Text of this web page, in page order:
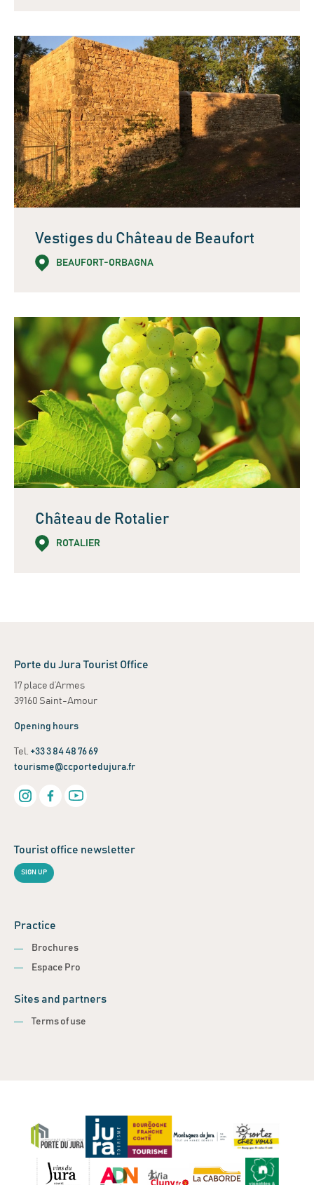
Vestiges du Château de Beaufort
BEAUFORT-ORBAGNA
Château de Rotalier
ROTALIER
Porte du Jura Tourist Office
17 place d’Armes
39160 Saint-Amour
Opening hours
Tel. +33 3 84 48 76 69
tourisme@ccportedujura.fr
Tourist office newsletter
SIGN UP
Practice
Brochures
Espace Pro
Sites and partners
Terms of use